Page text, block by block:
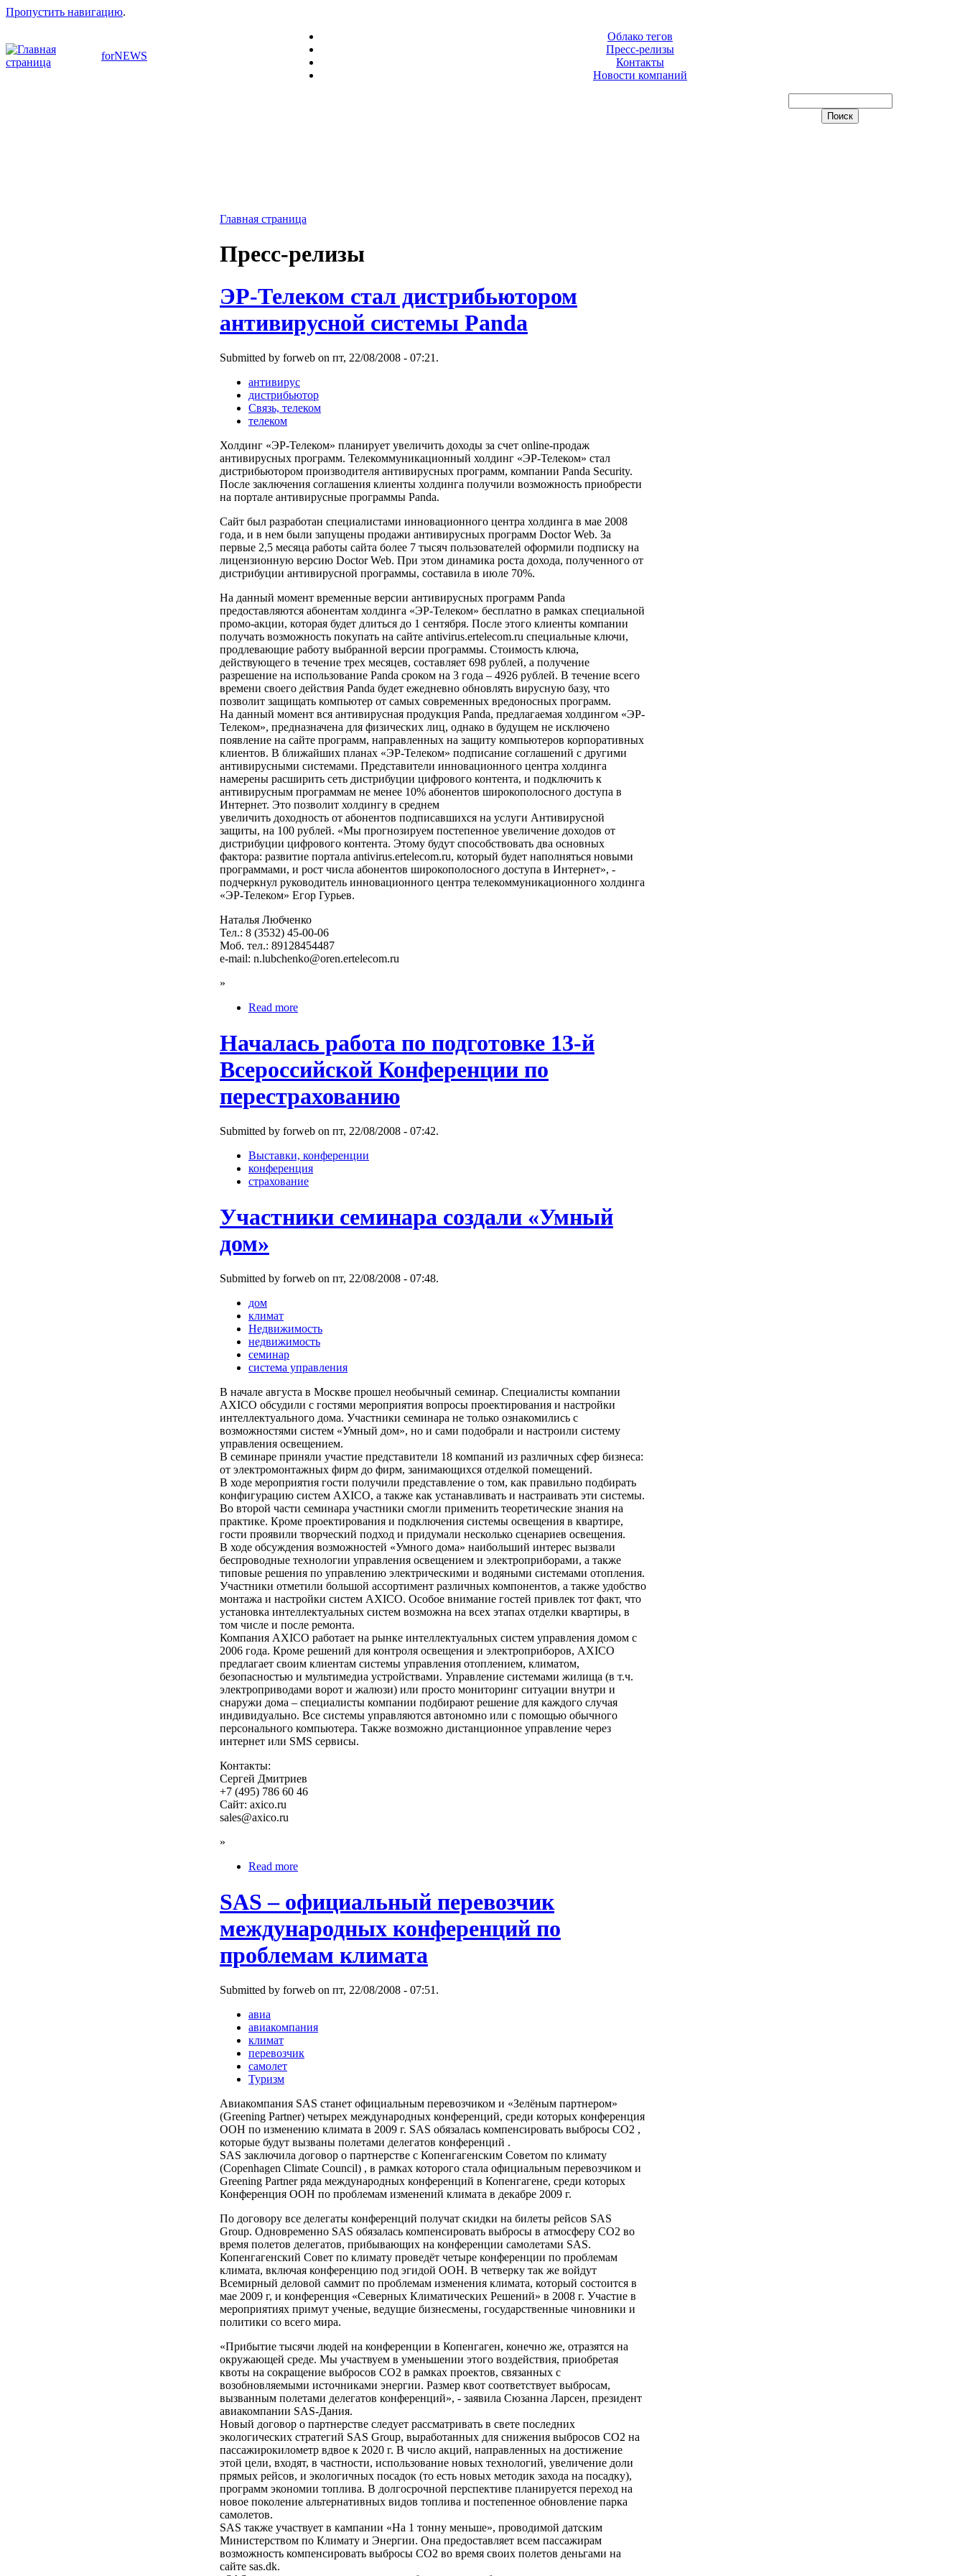
Пропустить навигацию.
forNEWS
Облако тегов
Пресс-релизы
Контакты
Новости компаний
Главная страница
Пресс-релизы
ЭР-Телеком стал дистрибьютором
антивирусной системы Panda
Submitted by forweb on пт, 22/08/2008 - 07:21.
антивирус
дистрибьютор
Связь, телеком
телеком
Холдинг «ЭР-Телеком» планирует увеличить доходы за счет online-продаж
антивирусных программ. Телекоммуникационный холдинг «ЭР-Телеком» стал
дистрибьютором производителя антивирусных программ, компании Panda Security.
После заключения соглашения клиенты холдинга получили возможность приобрести
на портале антивирусные программы Panda.
Сайт был разработан специалистами инновационного центра холдинга в мае 2008
года, и в нем были запущены продажи антивирусных программ Doctor Web. За
первые 2,5 месяца работы сайта более 7 тысяч пользователей оформили подписку на
лицензионную версию Doctor Web. При этом динамика роста дохода, полученного от
дистрибуции антивирусной программы, составила в июле 70%.
На данный момент временные версии антивирусных программ Panda
предоставляются абонентам холдинга «ЭР-Телеком» бесплатно в рамках специальной
промо-акции, которая будет длиться до 1 сентября. После этого клиенты компании
получать возможность покупать на сайте antivirus.ertelecom.ru специальные ключи,
продлевающие работу выбранной версии программы. Стоимость ключа,
действующего в течение трех месяцев, составляет 698 рублей, а получение
разрешение на использование Panda сроком на 3 года – 4926 рублей. В течение всего
времени своего действия Panda будет ежедневно обновлять вирусную базу, что
позволит защищать компьютер от самых современных вредоносных программ.
На данный момент вся антивирусная продукция Panda, предлагаемая холдингом «ЭР-
Телеком», предназначена для физических лиц, однако в будущем не исключено
появление на сайте программ, направленных на защиту компьютеров корпоративных
клиентов. В ближайших планах «ЭР-Телеком» подписание соглашений с другими
антивирусными системами. Представители инновационного центра холдинга
намерены расширить сеть дистрибуции цифрового контента, и подключить к
антивирусным программам не менее 10% абонентов широкополосного доступа в
Интернет. Это позволит холдингу в среднем
увеличить доходность от абонентов подписавшихся на услуги Антивирусной
защиты, на 100 рублей. «Мы прогнозируем постепенное увеличение доходов от
дистрибуции цифрового контента. Этому будут способствовать два основных
фактора: развитие портала antivirus.ertelecom.ru, который будет наполняться новыми
программами, и рост числа абонентов широкополосного доступа в Интернет», -
подчеркнул руководитель инновационного центра телекоммуникационного холдинга
«ЭР-Телеком» Егор Гурьев.
Наталья Любченко
Тел.: 8 (3532) 45-00-06
Моб. тел.: 89128454487
e-mail: n.lubchenko@oren.ertelecom.ru
»
Read more
Началась работа по подготовке 13-й
Всероссийской Конференции по
перестрахованию
Submitted by forweb on пт, 22/08/2008 - 07:42.
Выставки, конференции
конференция
страхование
Участники семинара создали «Умный
дом»
Submitted by forweb on пт, 22/08/2008 - 07:48.
дом
климат
Недвижимость
недвижимость
семинар
система управления
В начале августа в Москве прошел необычный семинар. Специалисты компании
AXICO обсудили с гостями мероприятия вопросы проектирования и настройки
интеллектуального дома. Участники семинара не только ознакомились с
возможностями систем «Умный дом», но и сами подобрали и настроили систему
управления освещением.
В семинаре приняли участие представители 18 компаний из различных сфер бизнеса:
от электромонтажных фирм до фирм, занимающихся отделкой помещений.
В ходе мероприятия гости получили представление о том, как правильно подбирать
конфигурацию систем AXICO, а также как устанавливать и настраивать эти системы.
Во второй части семинара участники смогли применить теоретические знания на
практике. Кроме проектирования и подключения системы освещения в квартире,
гости проявили творческий подход и придумали несколько сценариев освещения.
В ходе обсуждения возможностей «Умного дома» наибольший интерес вызвали
беспроводные технологии управления освещением и электроприборами, а также
типовые решения по управлению электрическими и водяными системами отопления.
Участники отметили большой ассортимент различных компонентов, а также удобство
монтажа и настройки систем AXICO. Особое внимание гостей привлек тот факт, что
установка интеллектуальных систем возможна на всех этапах отделки квартиры, в
том числе и после ремонта.
Компания AXICO работает на рынке интеллектуальных систем управления домом с
2006 года. Кроме решений для контроля освещения и электроприборов, AXICO
предлагает своим клиентам системы управления отоплением, климатом,
безопасностью и мультимедиа устройствами. Управление системами жилища (в т.ч.
электроприводами ворот и жалюзи) или просто мониторинг ситуации внутри и
снаружи дома – специалисты компании подбирают решение для каждого случая
индивидуально. Все системы управляются автономно или с помощью обычного
персонального компьютера. Также возможно дистанционное управление через
интернет или SMS сервисы.
Контакты:
Сергей Дмитриев
+7 (495) 786 60 46
Сайт: axico.ru
sales@axico.ru
»
Read more
SAS – официальный перевозчик
международных конференций по
проблемам климата
Submitted by forweb on пт, 22/08/2008 - 07:51.
авиа
авиакомпания
климат
перевозчик
самолет
Туризм
Авиакомпания SAS станет официальным перевозчиком и «Зелёным партнером»
(Greening Partner) четырех международных конференций, среди которых конференция
ООН по изменению климата в 2009 г. SAS обязалась компенсировать выбросы CO2 ,
которые будут вызваны полетами делегатов конференций .
SAS заключила договор о партнерстве с Копенгагенским Советом по климату
(Copenhagen Climate Council) , в рамках которого стала официальным перевозчиком и
Greening Partner ряда международных конференций в Копенгагене, среди которых
Конференция ООН по проблемам изменений климата в декабре 2009 г.
По договору все делегаты конференций получат скидки на билеты рейсов SAS
Group. Одновременно SAS обязалась компенсировать выбросы в атмосферу CO2 во
время полетов делегатов, прибывающих на конференции самолетами SAS.
Копенгагенский Совет по климату проведёт четыре конференции по проблемам
климата, включая конференцию под эгидой ООН. В четверку так же войдут
Всемирный деловой саммит по проблемам изменения климата, который состоится в
мае 2009 г, и конференция «Северных Климатических Решений» в 2008 г. Участие в
мероприятиях примут ученые, ведущие бизнесмены, государственные чиновники и
политики со всего мира.
«Прибытие тысячи людей на конференции в Копенгаген, конечно же, отразятся на
окружающей среде. Мы участвуем в уменьшении этого воздействия, приобретая
квоты на сокращение выбросов CO2 в рамках проектов, связанных с
возобновляемыми источниками энергии. Размер квот соответствует выбросам,
вызванным полетами делегатов конференций», - заявила Сюзанна Ларсен, президент
авиакомпании SAS-Дания.
Новый договор о партнерстве следует рассматривать в свете последних
экологических стратегий SAS Group, выработанных для снижения выбросов CO2 на
пассажирокилометр вдвое к 2020 г. В число акций, направленных на достижение
этой цели, входят, в частности, использование новых технологий, увеличение доли
прямых рейсов, и экологичных посадок (то есть новых методик захода на посадку),
программ экономии топлива. В долгосрочной перспективе планируется переход на
новое поколение альтернативных видов топлива и постепенное обновление парка
самолетов.
SAS также участвует в кампании «На 1 тонну меньше», проводимой датским
Министерством по Климату и Энергии. Она предоставляет всем пассажирам
возможность компенсировать выбросы CO2 во время своих полетов деньгами на
сайте sas.dk.